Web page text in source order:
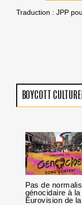
Traduction : JPP
BOYCOTT
Pas de
génocidaire à
Eurovision de